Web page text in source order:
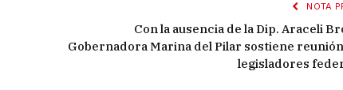
NOTA
Con la ausencia de la Dip. Araceli
Gobernadora Marina del Pilar sostiene
legisladores